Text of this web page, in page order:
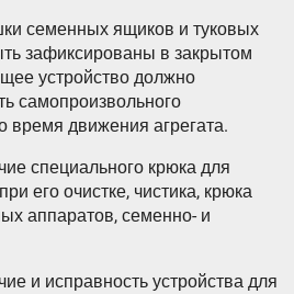
семенных ящиков и туковых
зафиксированы в закрытом
устройство должно
самопроизвольного
время движения агрегата.
специального крюка для
его очистке, чистика, крюка
аппаратов, семенно- и
и исправность устройства для